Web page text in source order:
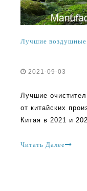
2021-09-03
Лучшие
от китайских
Китая в 2021 и
надежное и
Читать Далее